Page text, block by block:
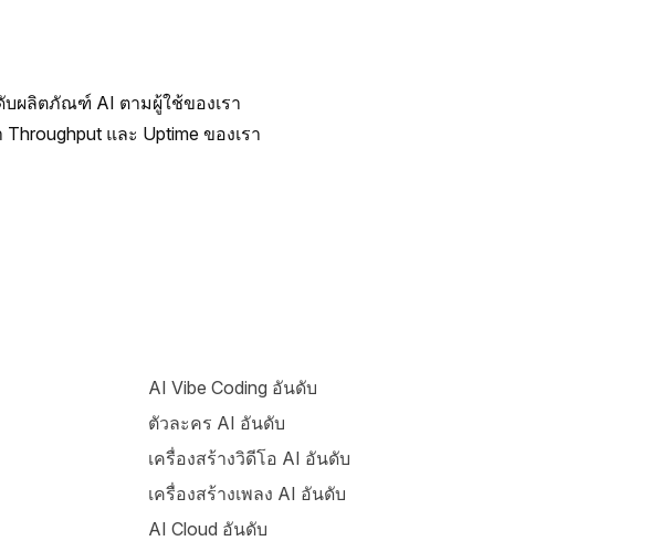
บผลิตภัณฑ์ AI ตามผู้ใช้ของเรา
และ Uptime ของเรา
AI Vibe Coding อันดับ
ตัวละคร AI อันดับ
เครื่องสร้างวิดีโอ AI อันดับ
เครื่องสร้างเพลง AI อันดับ
AI Cloud อันดับ